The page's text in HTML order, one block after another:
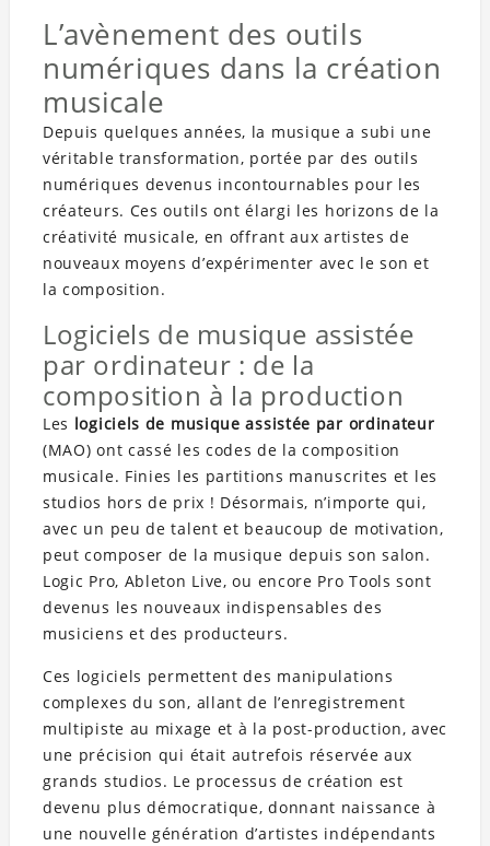
L’avènement des outils
numériques dans la création
musicale
Depuis quelques années, la musique a subi une
véritable transformation, portée par des outils
numériques devenus incontournables pour les
créateurs. Ces outils ont élargi les horizons de la
créativité musicale, en offrant aux artistes de
nouveaux moyens d’expérimenter avec le son et
la composition.
Logiciels de musique assistée
par ordinateur : de la
composition à la production
Les logiciels de musique assistée par ordinateur
(MAO) ont cassé les codes de la composition
musicale. Finies les partitions manuscrites et les
studios hors de prix ! Désormais, n’importe qui,
avec un peu de talent et beaucoup de motivation,
peut composer de la musique depuis son salon.
Logic Pro, Ableton Live, ou encore Pro Tools sont
devenus les nouveaux indispensables des
musiciens et des producteurs.
Ces logiciels permettent des manipulations
complexes du son, allant de l’enregistrement
multipiste au mixage et à la post-production, avec
une précision qui était autrefois réservée aux
grands studios. Le processus de création est
devenu plus démocratique, donnant naissance à
une nouvelle génération d’artistes indépendants